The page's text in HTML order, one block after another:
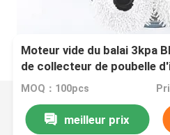
Moteur vide du balai 3kpa
de collecteur de poubelle
MOQ：100pcs
meilleur prix